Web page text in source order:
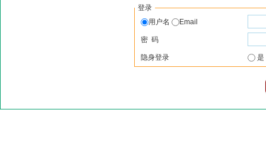
登录
用户名
Email
密 码
隐身登录